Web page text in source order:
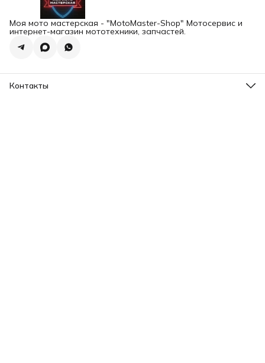
Моя мото мастерская - "MotoMaster-Shop" Мотосервис и
интернет-магазин мототехники, запчастей.
Контакты